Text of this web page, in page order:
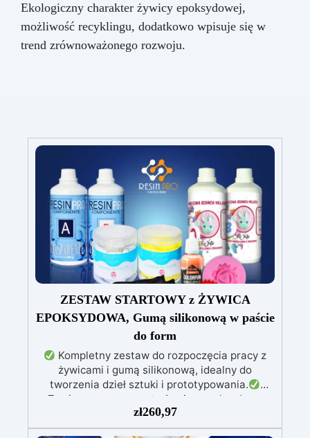
Ekologiczny charakter żywicy epoksydowej,
możliwość recyklingu, dodatkowo wpisuje się w
trend zrównoważonego rozwoju.
ZESTAW STARTOWY z ŻYWICA
EPOKSYDOWA, Gumą silikonową w paście
do form
Kompletny zestaw do rozpoczęcia pracy z
żywicami i gumą silikonową, idealny do
tworzenia dzieł sztuki i prototypowania.
Zawiera przezroczystą żywicę epoksydową
(800g) do wlewania, możliwą do barwienia
według uznania.
Zawiera białą żywicę
zł260,97